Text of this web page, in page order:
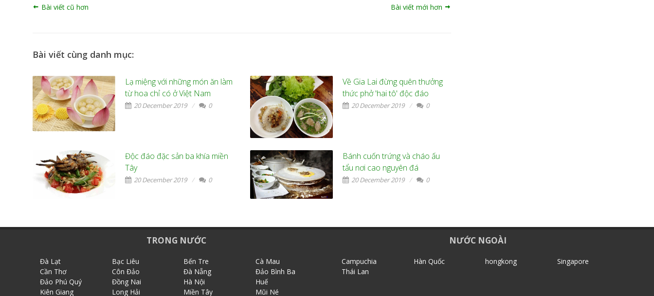
Bài viết cũ hơn Bài viết mới hơn
Bài viết cùng danh mục:
Lạ miệng với những món ăn làm
từ hoa chỉ có ở Việt Nam
20 December 2019 0
Độc đáo đặc sản ba khía miền
Tây
20 December 2019 0
Về Gia Lai đừng quên thưởng
thức phở 'hai tô' độc đáo
20 December 2019 0
Bánh cuốn trứng và cháo ấu
tẩu nơi cao nguyên đá
20 December 2019 0
TRONG NƯỚC
Đà Lạt Bạc Liêu Bến Tre
Cà Mau
Cần Thơ
Côn Đảo Đà Nẵng
Đảo Bình Ba
Đảo Phú Quý
Đồng Nai Hà Nội
Huế
Kiên Giang
Long Hải Miền Tây Mũi Né
NƯỚC NGOÀI
Campuchia Hàn Quốc hongkong
Singapore
Thái Lan